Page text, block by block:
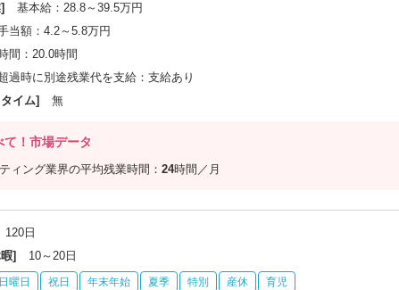
基本給：28.8～39.5万円
当額：4.2～5.8万円
間：20.0時間
過時に別途残業代を支給：支給あり
イム]
無
て！市場データ
ィング業界の平均残業時間： 24時間／月
120日
]
10～20日
日曜日 祝日 年末年始 夏季 特別 産休 育児